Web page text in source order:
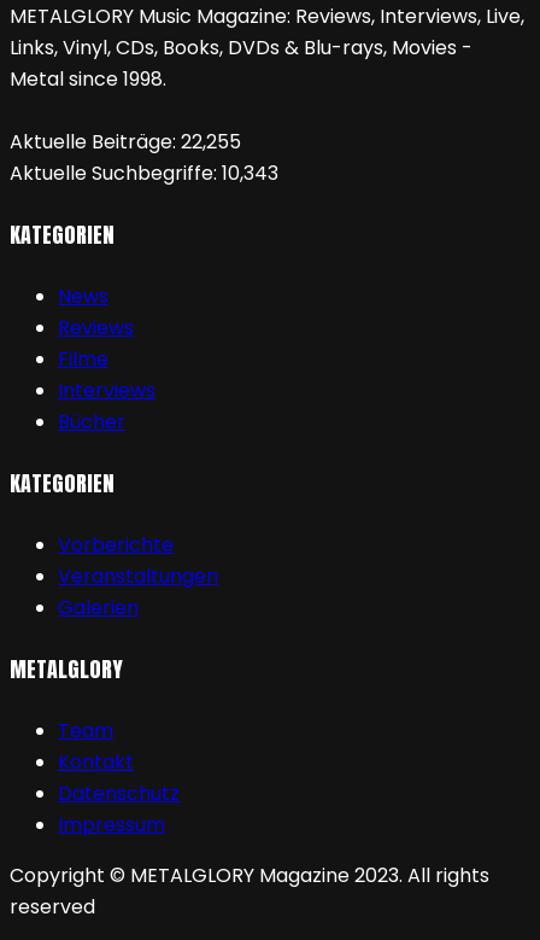
METALGLORY Music Magazine: Reviews, Interviews, Live,
Links, Vinyl, CDs, Books, DVDs & Blu-rays, Movies -
Metal since 1998.
Aktuelle Beiträge: 22,255
Aktuelle Suchbegriffe: 10,343
KATEGORIEN
News
Reviews
Filme
Interviews
Bücher
KATEGORIEN
Vorberichte
Veranstaltungen
Galerien
METALGLORY
Team
Kontakt
Datenschutz
Impressum
Copyright © METALGLORY Magazine 2023. All rights
reserved